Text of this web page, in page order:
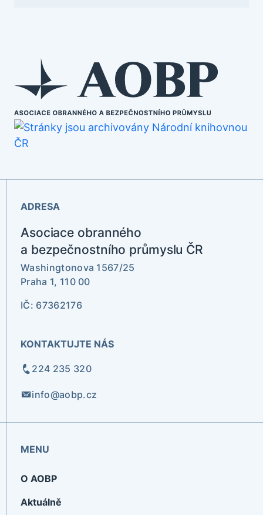
ADRESA
Asociace obranného
a bezpečnostního průmyslu ČR
Washingtonova 1567/25
Praha 1, 110 00
IČ: 67362176
KONTAKTUJTE NÁS
224 235 320
info@aobp.cz
MENU
O AOBP
Aktuálně